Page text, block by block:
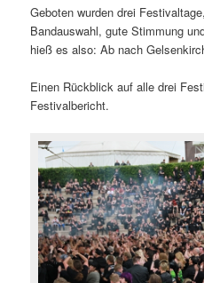
Geboten wurden drei
Bandauswahl, gute Stimmung
hieß es also: Ab nach
Einen Rückblick auf alle drei
Festivalbericht.